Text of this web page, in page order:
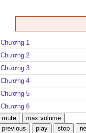
Chương 1
Chương 2
Chương 3
Chương 4
Chương 5
Chương 6
mute
max volume
previous
play stop